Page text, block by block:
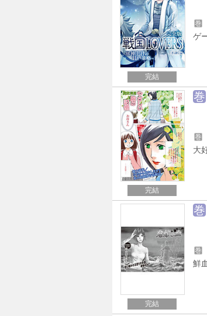
完結
巻
完結
巻
巻
完結
巻
巻